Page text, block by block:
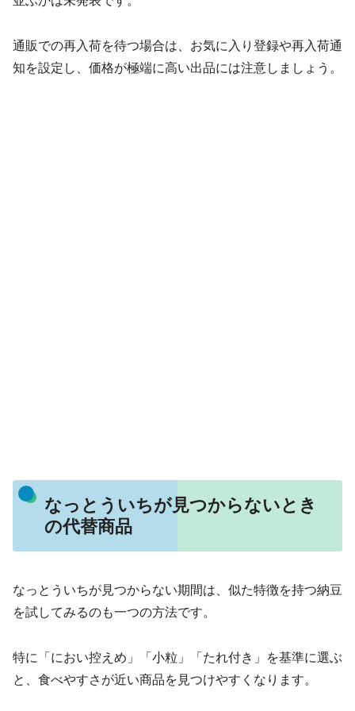
通販での再入荷を待つ場合は、お気に入り登録や再入荷通
知を設定し、価格が極端に高い出品には注意しましょう。
なっとういちが見つからないとき
の代替商品
なっとういちが見つからない期間は、似た特徴を持つ納豆
を試してみるのも一つの方法です。
特に「におい控えめ」「小粒」「たれ付き」を基準に選ぶ
と、食べやすさが近い商品を見つけやすくなります。